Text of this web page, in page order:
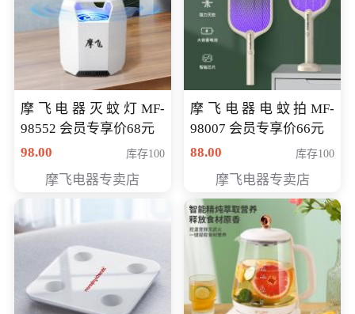
摩飞电器灭蚊灯MF-
98552 会员专享价68元
98.00
库存100
摩飞电器专卖店
摩飞电器电蚊拍MF-
98007 会员专享价66元
88.00
库存100
摩飞电器专卖店